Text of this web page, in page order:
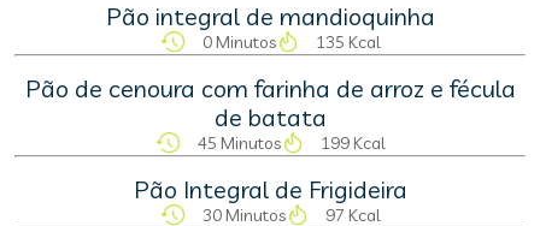
Pão integral de mandioquinha
0 Minutos 135 Kcal
Pão de cenoura com farinha de arroz e fécula
de batata
45 Minutos 199 Kcal
Pão Integral de Frigideira
30 Minutos 97 Kcal